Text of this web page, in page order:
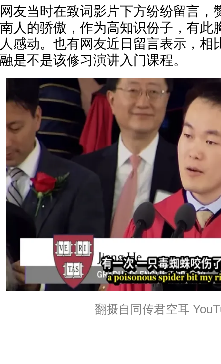
网友当时在致词影片下方纷纷留言，
南人的骄傲，作为高知识份子，有此
人感动。也有网友近日留言表示，相
融是不是该修习演讲入门课程。
翻摄自同传君空耳